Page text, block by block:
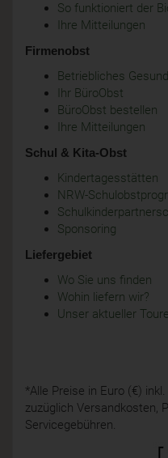
So funktioniert der
Ihre Mitteilungen
Firmenobst
Betriebliches
Ihr BüroObst
BüroObst bestellen
Ihre Mitteilungen
Schul & Kita-Obst
Kindertagesstätten
NRW-
Sponsoring
Liefergebiet
Wo Sie uns finden
Wohin liefern wir?
Unser aktueller
*Alle Preise in Euro (€)
zuzüglich Versandkosten,
Servicegebühren.